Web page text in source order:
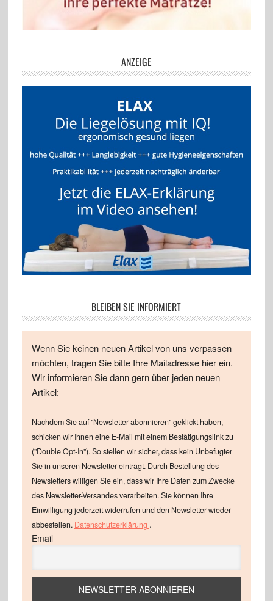
ANZEIGE
BLEIBEN SIE INFORMIERT
Wenn Sie keinen neuen Artikel von uns verpassen
möchten, tragen Sie bitte Ihre Mailadresse hier ein.
Wir informieren Sie dann gern über jeden neuen
Artikel:
Nachdem Sie auf "Newsletter abonnieren" geklickt haben,
schicken wir Ihnen eine E-Mail mit einem Bestätigungslink zu
("Double Opt-In"). So stellen wir sicher, dass kein Unbefugter
Sie in unseren Newsletter einträgt. Durch Bestellung des
Newsletters willigen Sie ein, dass wir Ihre Daten zum Zwecke
des Newsletter-Versandes verarbeiten. Sie können Ihre
Einwilligung jederzeit widerrufen und den Newsletter wieder
abbestellen. Datenschutzerklärung .
Email